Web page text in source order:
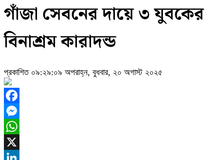
গাঁজা সেবনের দায়ে ৩ যুবকের
বিনাশ্রম কারাদন্ড
প্রকাশিত ০৯:২৯:০৯ অপরাহ্ন, বুধবার, ২০ অগাস্ট ২০২৫
Facebook
Messenger
WhatsApp
X